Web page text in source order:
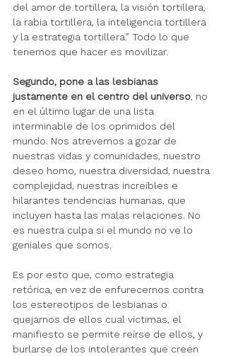
del amor de tortillera, la visión tortillera,
la rabia tortillera, la inteligencia tortillera
y la estrategia tortillera.” Todo lo que
tenemos que hacer es movilizar.
Segundo, pone a las lesbianas
justamente en el centro del universo , no
en el último lugar de una lista
interminable de los oprimidos del
mundo. Nos atrevemos a gozar de
nuestras vidas y comunidades, nuestro
deseo homo, nuestra diversidad, nuestra
complejidad, nuestras increíbles e
hilarantes tendencias humanas, que
incluyen hasta las malas relaciones. No
es nuestra culpa si el mundo no ve lo
geniales que somos.
Es por esto que, como estrategia
retórica, en vez de enfurecernos contra
los estereotipos de lesbianas o
quejarnos de ellos cual víctimas, el
manifiesto se permite reírse de ellos, y
burlarse de los intolerantes que creen